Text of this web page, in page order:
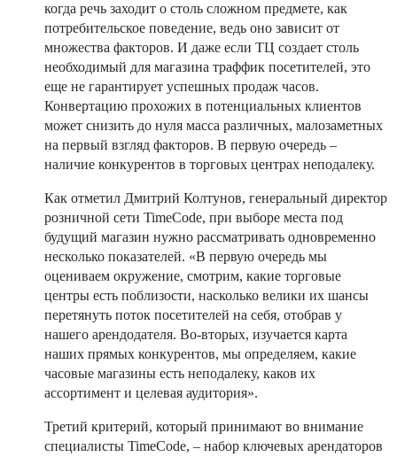
когда речь заходит о столь сложном предмете, как
потребительское поведение, ведь оно зависит от
множества факторов. И даже если ТЦ создает столь
необходимый для магазина траффик посетителей, это
еще не гарантирует успешных продаж часов.
Конвертацию прохожих в потенциальных клиентов
может снизить до нуля масса различных, малозаметных
на первый взгляд факторов. В первую очередь –
наличие конкурентов в торговых центрах неподалеку.
Как отметил Дмитрий Колтунов, генеральный директор
розничной сети TimeCode, при выборе места под
будущий магазин нужно рассматривать одновременно
несколько показателей. «В первую очередь мы
оцениваем окружение, смотрим, какие торговые
центры есть поблизости, насколько велики их шансы
перетянуть поток посетителей на себя, отобрав у
нашего арендодателя. Во-вторых, изучается карта
наших прямых конкурентов, мы определяем, какие
часовые магазины есть неподалеку, каков их
ассортимент и целевая аудитория».
Третий критерий, который принимают во внимание
специалисты TimeCode, – набор ключевых арендаторов